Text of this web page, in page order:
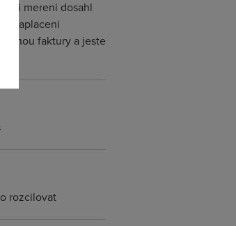
pri mereni dosahl
zaplaceni
faktury a jeste
rozcilovat